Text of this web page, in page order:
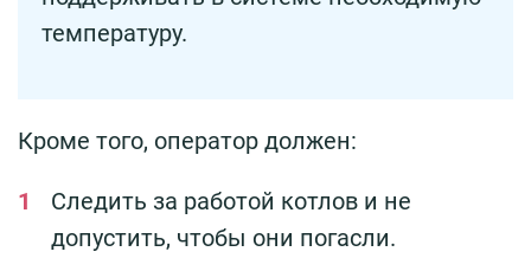
температуру.
Кроме того, оператор должен:
Следить за работой котлов и не
допустить, чтобы они погасли.